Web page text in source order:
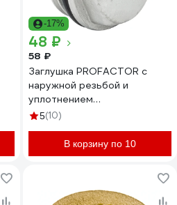
-17%
48 ₽
58 ₽
Заглушка PROFACTOR с
наружной резьбой и
уплотнением
никелированная 1/2" PF TF
5(10)
В корзину по 10